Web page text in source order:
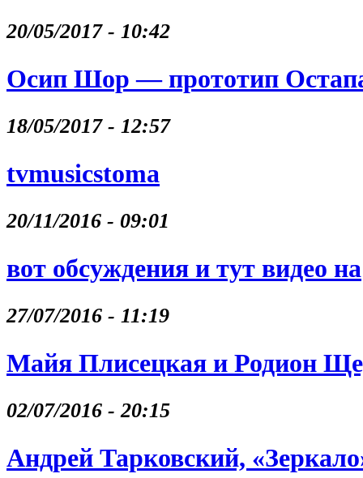
20/05/2017 - 10:42
Осип Шор — прототип
18/05/2017 - 12:57
tvmusicstoma
20/11/2016 - 09:01
вот обсуждения и тут видео на
27/07/2016 - 11:19
Майя Плисецкая и Родион
02/07/2016 - 20:15
Андрей Тарковский,